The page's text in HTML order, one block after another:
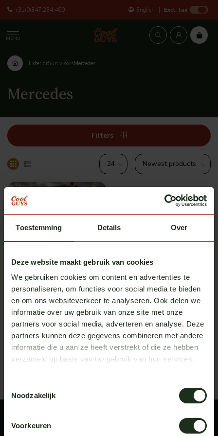
Toestemming Details Over
Deze website maakt gebruik van cookies
We gebruiken cookies om content en advertenties te
personaliseren, om functies voor social media te bieden
en om ons websiteverkeer te analyseren. Ook delen we
informatie over uw gebruik van onze site met onze
partners voor social media, adverteren en analyse. Deze
partners kunnen deze gegevens combineren met andere
informatie die u aan ze heeft verstrekt of die ze hebben
verzameld op basis van uw gebruik van hun services.
Noodzakelijk
Voorkeuren
+31(0)347 234 460 English Excl. tax
MENU
ExteriorSun visorsMercedes
Mercedes
Filters
Multiple options
Fox Parts
Sunvisor Mercedes Actros
€ 495,00 Excl. tax
Recently viewed Bekijk alle producten